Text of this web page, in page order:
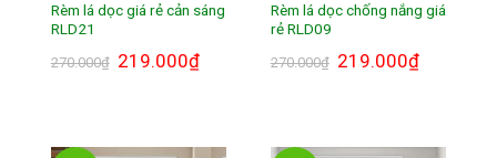
Rèm lá dọc giá rẻ cản sáng
RLD21
270.000₫ Giá
gốc
219.000₫Giá
hiện
Rèm lá dọc chống nắng giá
rẻ RLD09
270.000₫ Giá
gốc
219.000₫Giá
hiện